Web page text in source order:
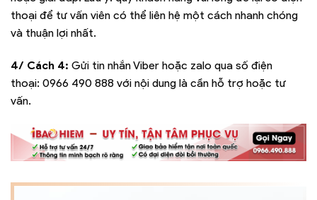
thoại để tư vấn viên có thể liên hệ một cách nhanh chóng
và thuận lợi nhất.
4/ Cách 4: Gửi tin nhắn Viber hoặc zalo qua số điện
thoại: 0966 490 888 với nội dung là cần hỗ trợ hoặc tư
vấn.